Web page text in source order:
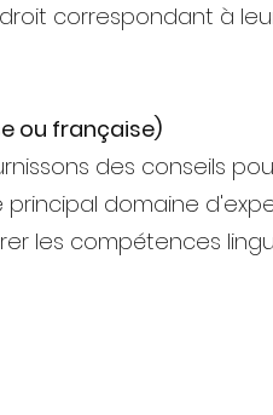
correspondant à
ou française)
des conseils
principal domaine
les compétences